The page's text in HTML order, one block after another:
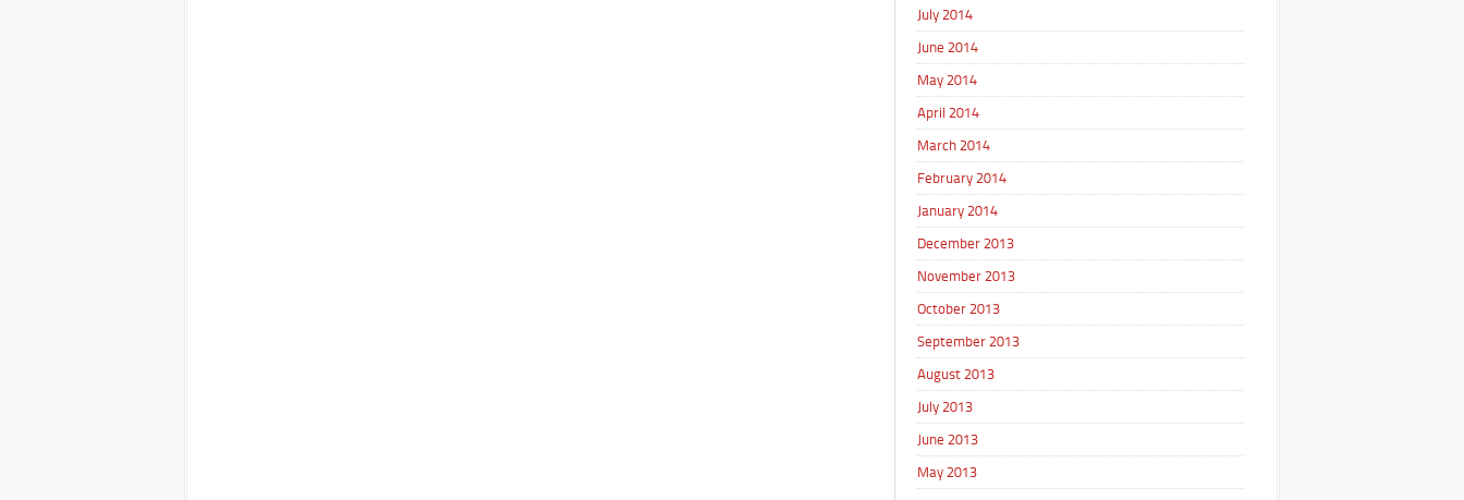
July 2014
June 2014
May 2014
April 2014
March 2014
February 2014
January 2014
December 2013
November 2013
October 2013
September 2013
August 2013
July 2013
June 2013
May 2013